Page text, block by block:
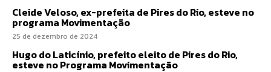
Cleide Veloso, ex-prefeita de Pires do Rio, esteve no
programa Movimentação
25 de dezembro de 2024
Hugo do Laticínio, prefeito eleito de Pires do Rio,
esteve no Programa Movimentação